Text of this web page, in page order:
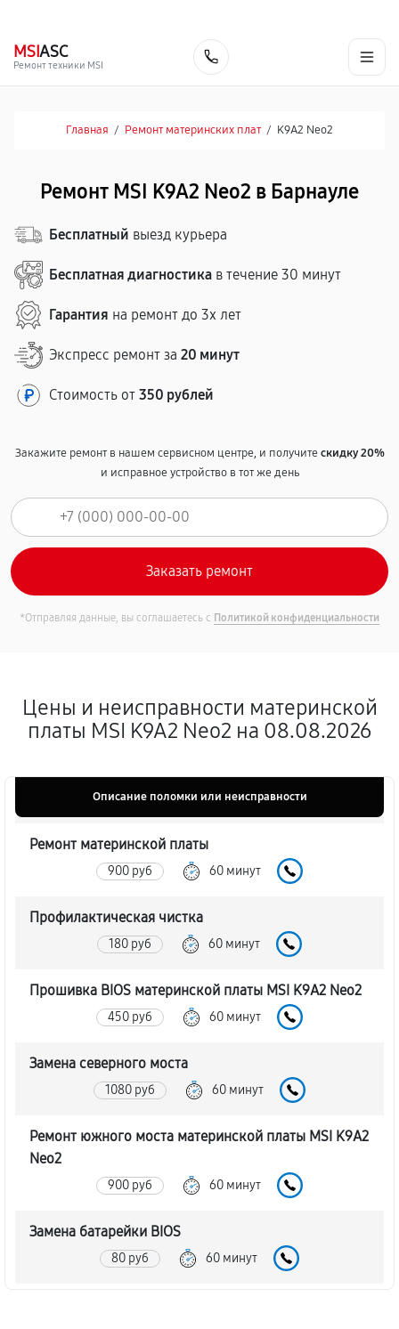
MSIASC
Ремонт техники MSI
Главная / Ремонт материнских плат / K9A2 Neo2
Ремонт MSI K9A2 Neo2 в Барнауле
Бесплатный выезд курьера
Бесплатная диагностика в течение 30 минут
Гарантия на ремонт до 3х лет
Экспресс ремонт за 20 минут
Стоимость от 350 рублей
Закажите ремонт в нашем сервисном центре, и получитескидку 20%
и исправное устройство в тот же день
*Отправляя данные, вы соглашаетесь с Политикой конфиденциальности
Цены и неисправности материнской
платы MSI K9A2 Neo2 на 08.08.2026
Описание поломки или неисправности
Ремонт материнской платы
900 руб 60 минут
Профилактическая чистка
180 руб 60 минут
Прошивка BIOS материнской платы MSI K9A2 Neo2
450 руб 60 минут
Замена северного моста
1080 руб 60 минут
Ремонт южного моста материнской платы MSI K9A2
Neo2
900 руб 60 минут
Замена батарейки BIOS
80 руб 60 минут